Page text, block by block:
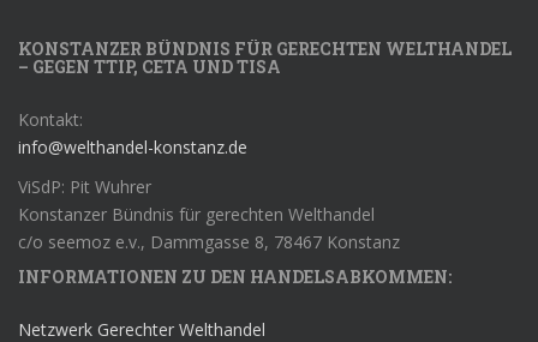
KONSTANZER BÜNDNIS FÜR GERECHTEN WELTHANDEL
– GEGEN TTIP, CETA UND TISA
Kontakt:
info@welthandel-konstanz.de
ViSdP: Pit Wuhrer
Konstanzer Bündnis für gerechten Welthandel
c/o seemoz e.v., Dammgasse 8, 78467 Konstanz
INFORMATIONEN ZU DEN HANDELSABKOMMEN:
Netzwerk Gerechter Welthandel